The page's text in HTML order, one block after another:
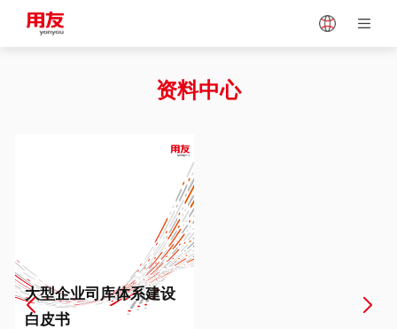
Vietnam
Europe
资料中心
大型企业司库体系建设
白皮书